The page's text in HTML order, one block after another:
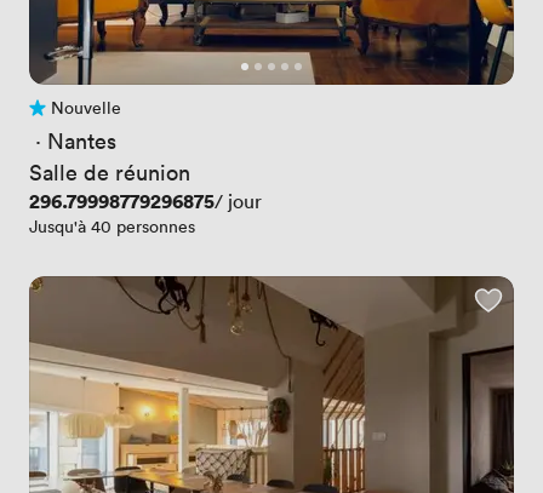
Pas encore d'avis
Nouvelle
· Nantes
Salle de réunion
Prix
296.79998779296875/ jour
Jusqu'à 40 personnes